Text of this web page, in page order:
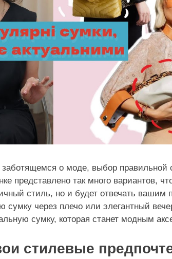
о моде, выбор правильной
представлено так много вариантов,
стиль, но и будет отвечать вашим
через плечо или элегантный
сумку, которая станет модным
стилевые